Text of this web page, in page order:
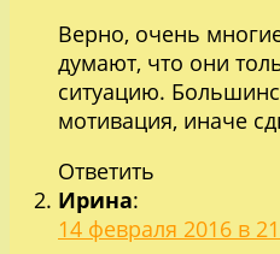
Верно, очень
думают, что они
ситуацию.
мотивация, иначе
Ответить
Ирина:
14 февраля 2016 в